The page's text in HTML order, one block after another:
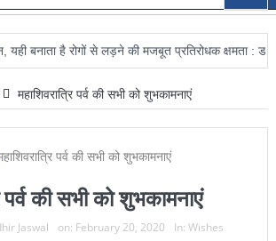
है रोगों से लड़ने की मजबूत प्रतिरोधक क्षमता : डॉ.
महाशिवरात्रि पर्व की सभी को शुभकामनाएं
पर्व की सभी को शुभकामनाएं
Jaswal on: February 20, 2020 In: Wishes